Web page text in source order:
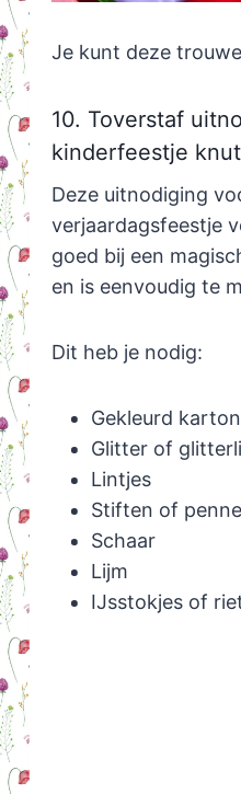
Je kunt deze
10. Toverstaf
kinderfeestje
Deze uitnodiging
verjaardagsfeestje
goed bij een
en is eenvoudig te
Dit heb je nodig:
Gekleurd
Glitter of
Lintjes
Stiften of
Schaar
Lijm
IJsstokjes of